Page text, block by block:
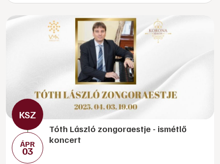
ÁPR
03
Tóth László zongoraestje - ismétlő
koncert